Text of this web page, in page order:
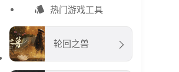
热门游戏工具
轮回之兽